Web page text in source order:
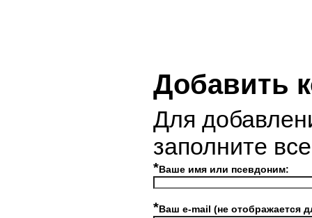
Добавить
Для
заполните
*Ваше имя или псевдоним:
*Ваш e-mail (не отображается